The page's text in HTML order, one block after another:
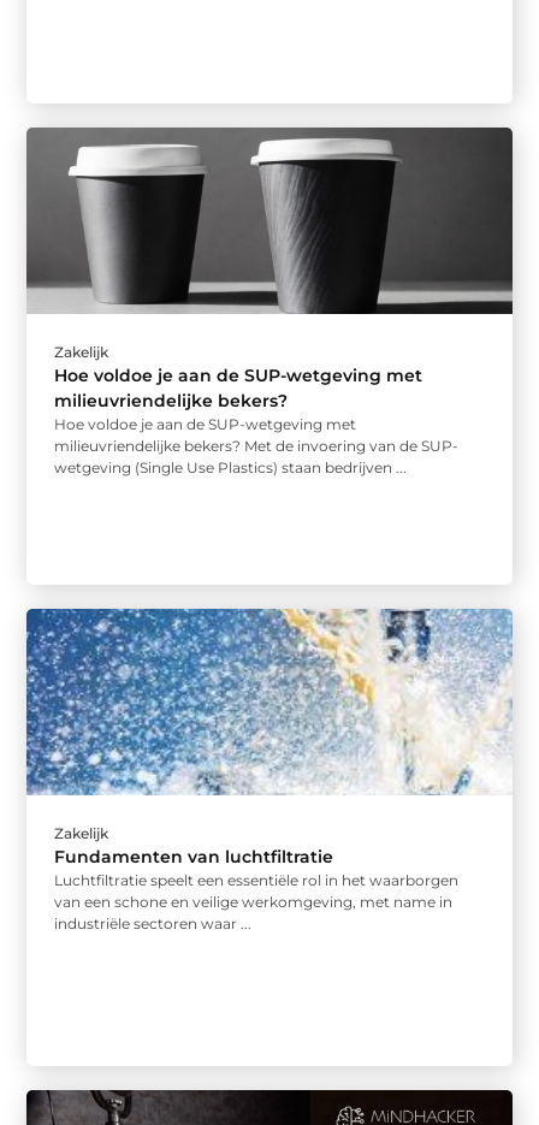
Zakelijk
Hoe voldoe je aan de SUP-wetgeving met
milieuvriendelijke bekers?
Hoe voldoe je aan de SUP-wetgeving met
milieuvriendelijke bekers? Met de invoering van de SUP-
wetgeving (Single Use Plastics) staan bedrijven ...
Zakelijk
Fundamenten van luchtfiltratie
Luchtfiltratie speelt een essentiële rol in het waarborgen
van een schone en veilige werkomgeving, met name in
industriële sectoren waar ...